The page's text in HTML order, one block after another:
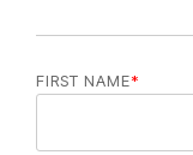
FIRST NAME*